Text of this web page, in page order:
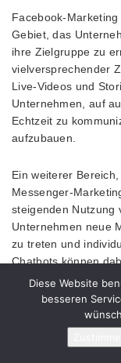
Facebook-
Gebiet, das
ihre Zielgruppe zu
vielversprechender
Live-Videos und
Unternehmen, auf
Echtzeit zu
aufzubauen.
Ein weiterer
Messenger-
steigenden Nutzung
Unternehmen neue
zu treten und
Chatbots können
beantworten und
Für die Zukunft des
auf diese Trends zu
Marketingstrategie
Diese Website
besseren